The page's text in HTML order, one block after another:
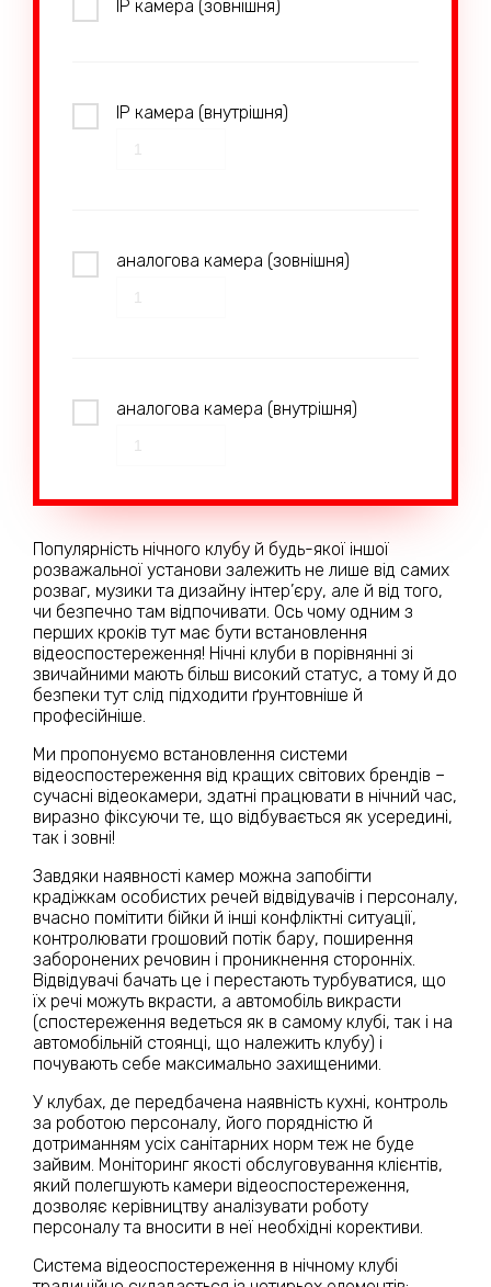
IP камера (зовнішня)
IP камера (внутрішня)
аналогова камера (зовнішня)
аналогова камера (внутрішня)
Популярність нічного клубу й будь-якої іншої
розважальної установи залежить не лише від самих
розваг, музики та дизайну інтер’єру, але й від того,
чи безпечно там відпочивати. Ось чому одним з
перших кроків тут має бути встановлення
відеоспостереження! Нічні клуби в порівнянні зі
звичайними мають більш високий статус, а тому й до
безпеки тут слід підходити ґрунтовніше й
професійніше.
Ми пропонуємо встановлення системи
відеоспостереження від кращих світових брендів –
сучасні відеокамери, здатні працювати в нічний час,
виразно фіксуючи те, що відбувається як усередині,
так і зовні!
Завдяки наявності камер можна запобігти
крадіжкам особистих речей відвідувачів і персоналу,
вчасно помітити бійки й інші конфліктні ситуації,
контролювати грошовий потік бару, поширення
заборонених речовин і проникнення сторонніх.
Відвідувачі бачать це і перестають турбуватися, що
їх речі можуть вкрасти, а автомобіль викрасти
(спостереження ведеться як в самому клубі, так і на
автомобільній стоянці, що належить клубу) і
почувають себе максимально захищеними.
У клубах, де передбачена наявність кухні, контроль
за роботою персоналу, його порядністю й
дотриманням усіх санітарних норм теж не буде
зайвим. Моніторинг якості обслуговування клієнтів,
який полегшують камери відеоспостереження,
дозволяє керівництву аналізувати роботу
персоналу та вносити в неї необхідні корективи.
Система відеоспостереження в нічному клубі